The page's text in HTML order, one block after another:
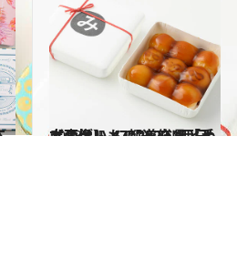
2023.1.5
【画像】 47都道府県「手土産グルメ」2023 “西日本の旨いもの”を総まとめ
グルメ